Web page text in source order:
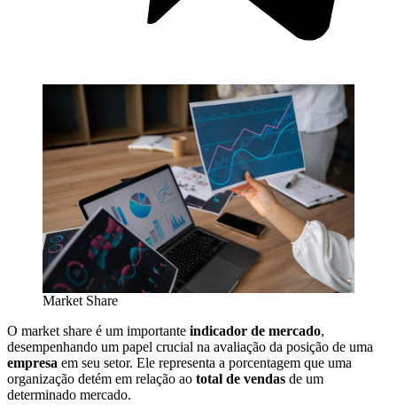
Market Share
O market share é um importante indicador de mercado,
desempenhando um papel crucial na avaliação da posição de uma
empresa em seu setor. Ele representa a porcentagem que uma
organização detém em relação ao total de vendas de um
determinado mercado.